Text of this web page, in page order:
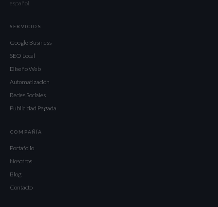
español.
SERVICIOS
Google Business
SEO Local
Diseño Web
Automatización
Redes Sociales
Publicidad Pagada
COMPAÑÍA
Portafolio
Nosotros
Blog
Contacto